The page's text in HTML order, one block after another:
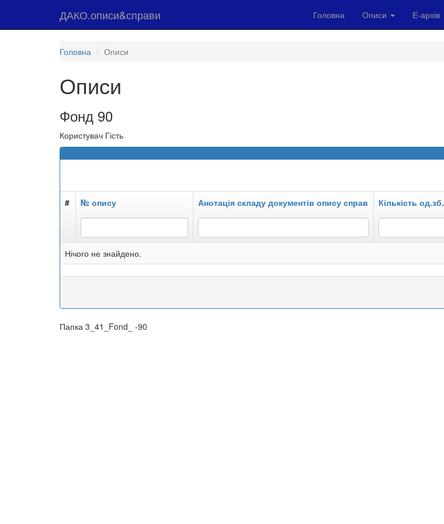
ДАКО.описи&справи Головна Описи Е-архів
Головна Описи
Описи
Фонд 90
Користувач Гість
# № опису Анотація складу документів опису справ Кількість од.зб.
Нічого не знайдено.
Папка 3_41_Fond_ -90